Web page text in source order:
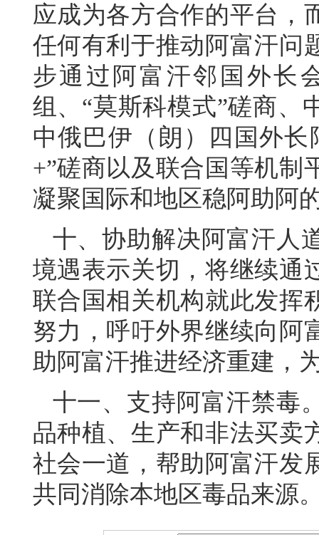
应成为各方合作的平台，
任何有利于推动阿富汗问
步通过阿富汗邻国外长
组、“莫斯科模式”磋商、
中俄巴伊（朗）四国外
+”磋商以及联合国等机制
凝聚国际和地区稳阿助阿
十、协助解决阿富汗人
境遇表示关切，将继续通
联合国相关机构就此发挥
努力，呼吁外界继续向阿
助阿富汗推进经济重建，
十一、支持阿富汗禁毒
品种植、生产和非法买卖
社会一道，帮助阿富汗发
共同消除本地区毒品来源